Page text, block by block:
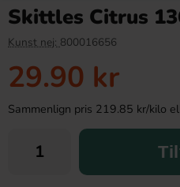
Skittles Citrus
Kunst nej: 800016656
29.90 kr
Sammenlign pris 219.85 kr/kilo